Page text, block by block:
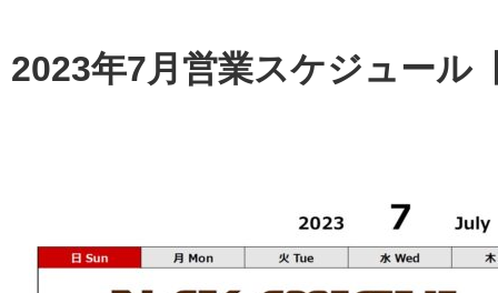
2023年7月営業スケジュール